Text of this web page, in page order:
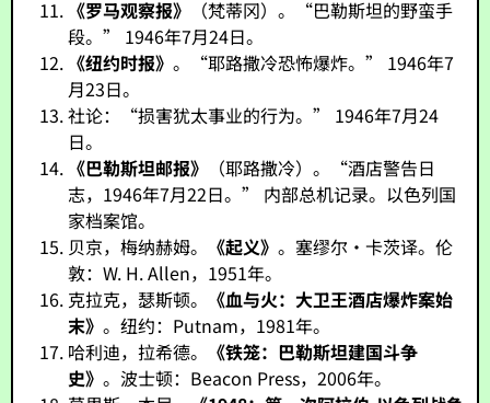
《罗马观察报》
（梵蒂冈）。“巴勒斯坦的野蛮手
段。” 1946年7月24日。
《纽约时报》。“耶路撒冷恐怖爆炸。” 1946年7
月23日。
社论：“损害犹太事业的行为。” 1946年7月24
日。
《巴勒斯坦邮报》
（耶路撒冷）。“酒店警告日
志，1946年7月22日。” 内部总机记录。以色列国
家档案馆。
贝京，梅纳赫姆。
《起义》。塞缪尔·卡茨译。伦
敦：W. H. Allen，1951年。
克拉克，瑟斯顿。
《血与火：大卫王酒店爆炸案始
末》。纽约：Putnam，1981年。
哈利迪，拉希德。
《铁笼：巴勒斯坦建国斗争
史》。波士顿：Beacon Press，2006年。